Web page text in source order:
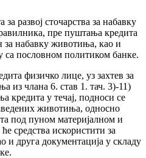
развој сточарства за набавку
пре пуштања кредита
за набавку животиња, као и
са пословном политиком банке.
физичко лице, уз захтев за
из члана 6. став 1. тач. 3)-11)
кредита у течај, подноси се
животиња, односно
под пуном материјалном и
средства искористити за
и друга документација у складу